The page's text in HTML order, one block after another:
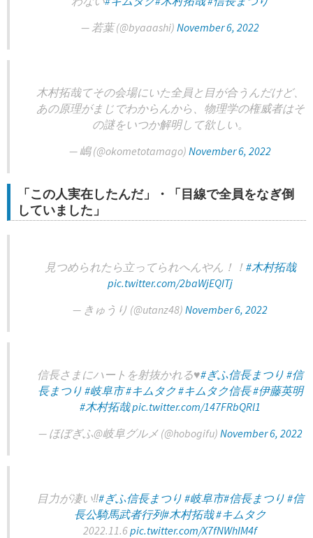
— 若葉 (@byaaashi) November 6, 2022
木村拓哉てその会場にいた全員と目が合うんだけど、
あの原理がまじでわからんから、物理学の権威者はそ
の謎をいつか解明して欲しい。
— 嶋 (@okometotamago) November 6, 2022
「この人実在したんだ」・「目線で全員をなぎ倒
していました」
見つめられたら立ってられへんやん！！ #木村拓哉
pic.twitter.com/2baWjEQITj
— きゅうり (@utanz48) November 6, 2022
信長さまにハートを射抜かれる♥️#ぎふ信長まつり #信
長まつり #岐阜市#キムタク#キムタク信長#伊藤英明
#木村拓哉pic.twitter.com/147FRbQRl1
— ほぼぎふ@岐阜グルメ (@hobogifu) November 6, 2022
目力が凄い‼️#ぎふ信長まつり #岐阜市#信長まつり #信
長公騎馬武者行列#木村拓哉#キムタク
2022.11.6pic.twitter.com/X7fNWhIM4f